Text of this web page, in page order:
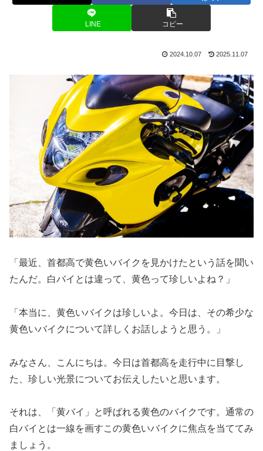
LINE コピー
2024.10.07 2025.11.07
「最近、首都高で黄色いバイクを見かけたという話を聞い
たんだ。白バイとは違って、黄色って珍しいよね？」
「本当に、黄色いバイクは珍しいよ。今日は、その希少な
黄色いバイクについて詳しくお話しようと思う。」
みなさん、こんにちは。今日は首都高を走行中に目撃し
た、珍しい光景についてお伝えしたいと思います。
それは、「黄バイ」と呼ばれる黄色のバイクです。通常の
白バイとは一線を画すこの黄色いバイクに焦点を当ててみ
ましょう。